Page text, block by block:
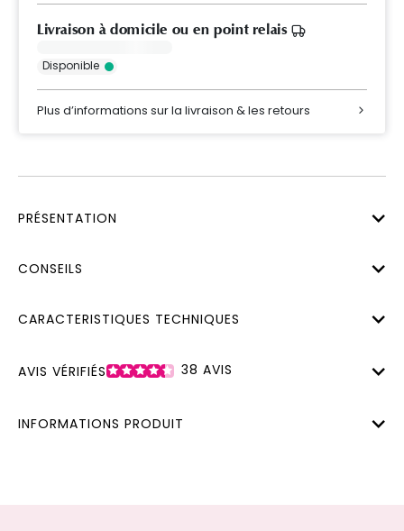
Livraison à domicile ou en point relais
Disponible
Plus d’informations sur la livraison & les retours
PRÉSENTATION
CONSEILS
CARACTERISTIQUES TECHNIQUES
AVIS VÉRIFIÉS 38 AVIS
INFORMATIONS PRODUIT